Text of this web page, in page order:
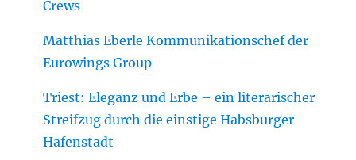
Crews
Matthias Eberle Kommunikationschef der
Eurowings Group
Triest: Eleganz und Erbe – ein literarischer
Streifzug durch die einstige Habsburger
Hafenstadt